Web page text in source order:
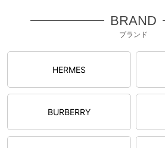
BRAND
ブランド
HERMES
BURBERRY